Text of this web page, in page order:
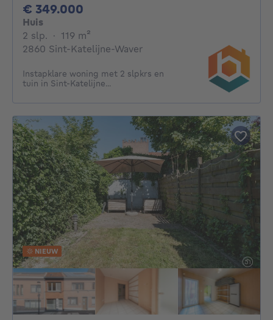
€ 349.000
Huis
2 slp. 2 slaapkamers
· 119 m²
2860 Sint-Katelijne-Waver
Instapklare woning met 2 slpkrs en
tuin in Sint-Katelijne...
NIEUW